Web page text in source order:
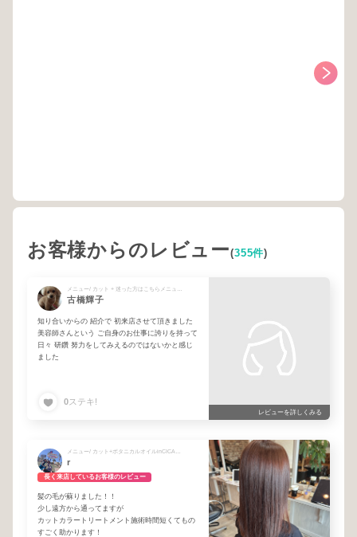
お客様からのレビュー(355件)
古橋輝子
知り合いからの 紹介で 初来店させて頂きました
美容師さんという ご自身のお仕事に誇りを持って
日々 研鑽 努力をしてみえるのではないかと感じ
ました
0ステキ!
レビューを詳しくみる
r
長く来店しているお客様のレビュー
髪の毛が蘇りました！！
少し遠方から通ってますが
カットカラートリートメント施術時間短くてもの
すごく助かります！